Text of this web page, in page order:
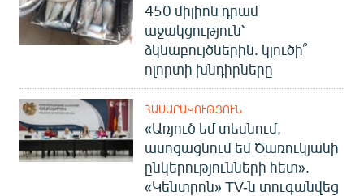
450 միլիոն դրամ
աջակցություն՝
ձկնաբույծներին. կլուծի՞
ոլորտի խնդիրները
ՀԱՍԱՐԱԿՈՒԹՅՈՒՆ
«Առյուծ եմ տեսնում,
ասոցացնում եմ Ծառուկյանի
ընկերությունների հետ».
«Կենտրոն» TV-ն տուգանվեց